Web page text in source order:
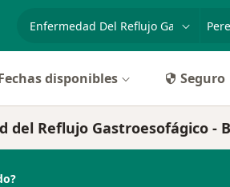
disponibles Seguro
del Reflujo Gastroesofágico -